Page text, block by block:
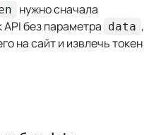
нужно сначала
без параметра data ,
на сайт и извлечь токен